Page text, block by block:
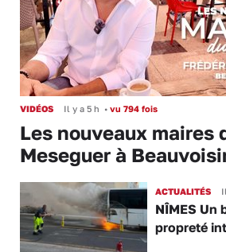
VIDÉOS Il y a 5 h • vu 794 fois
Les nouveaux maires
Meseguer à
ACTUALITÉS
NÎMES Un
propreté